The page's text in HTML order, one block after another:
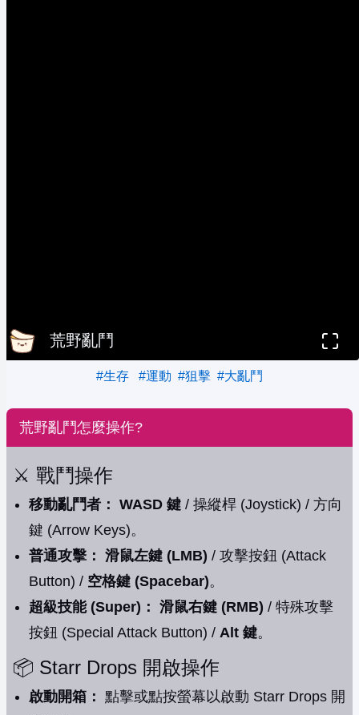
荒野亂鬥
#生存 #運動 #狙擊 #大亂鬥
荒野亂鬥怎麼操作?
⚔️ 戰鬥操作
移動亂鬥者： WASD 鍵 / 操縱桿 (Joystick) / 方向
鍵 (Arrow Keys)。
普通攻擊： 滑鼠左鍵 (LMB) / 攻擊按鈕 (Attack
Button) / 空格鍵 (Spacebar)。
超級技能 (Super)： 滑鼠右鍵 (RMB) / 特殊攻擊
按鈕 (Special Attack Button) / Alt 鍵。
📦 Starr Drops 開啟操作
啟動開箱： 點擊或點按螢幕以啟動 Starr Drops 開